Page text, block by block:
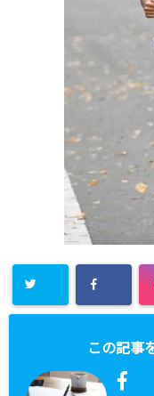
この記事